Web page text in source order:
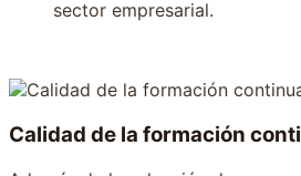
sector empresarial.
Calidad de la formación